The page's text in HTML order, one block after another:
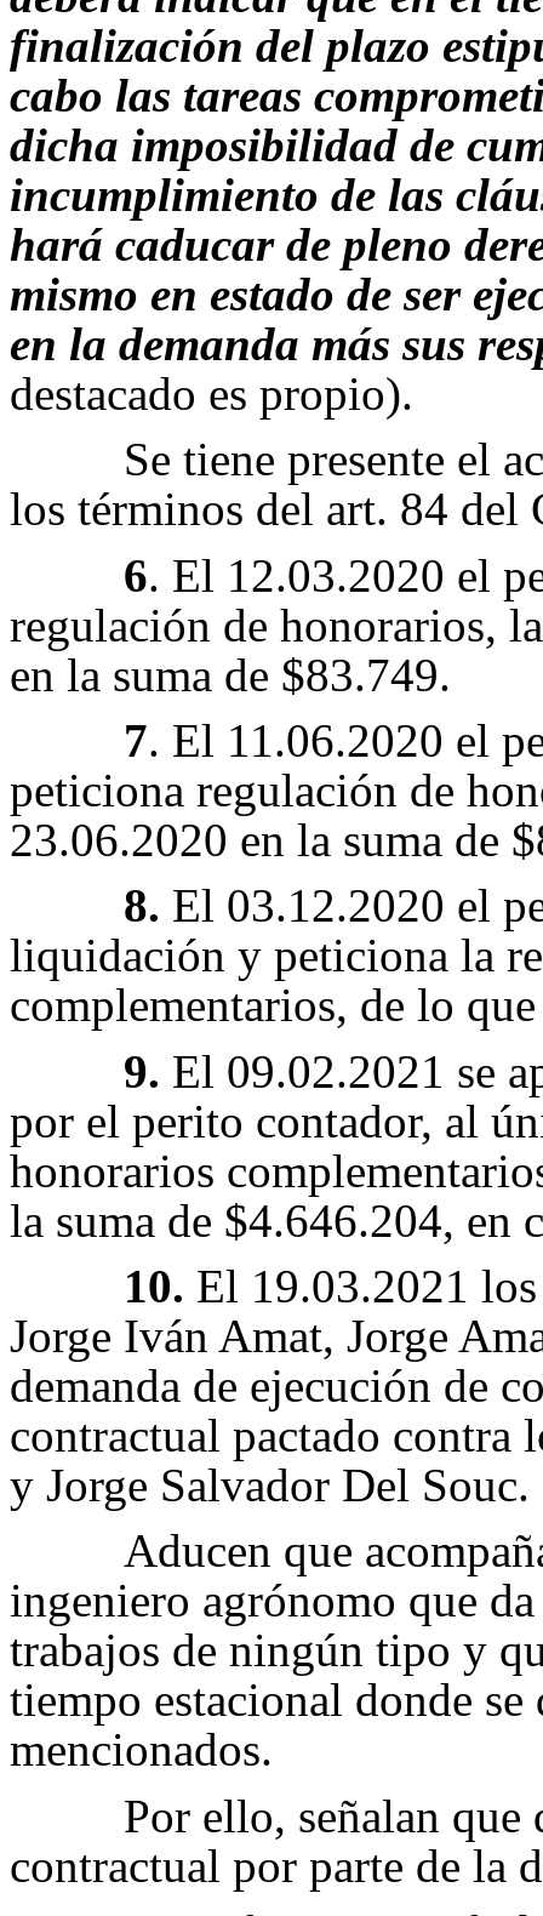
finalización del plazo
cabo las tareas
dicha imposibilidad de
incumplimiento de las
hará caducar de pleno
mismo en estado de ser
en la demanda más sus
destacado es propio).
Se tiene presente el
los términos del art. 84 del
6. El 12.03.2020 el
regulación de honorarios,
en la suma de $83.749.
7. El 11.06.2020 el
peticiona regulación de
23.06.2020 en la suma de
8. El 03.12.2020 el
liquidación y peticiona la
complementarios, de lo
9. El 09.02.2021 se
por el perito contador, al
honorarios
la suma de $4.646.204, en
10. El 19.03.2021
Jorge Iván Amat, Jorge
demanda de ejecución de
contractual pactado contra
y Jorge Salvador Del Souc.
Aducen que
ingeniero agrónomo que
trabajos de ningún tipo y
tiempo estacional donde
mencionados.
Por ello, señalan
contractual por parte de la